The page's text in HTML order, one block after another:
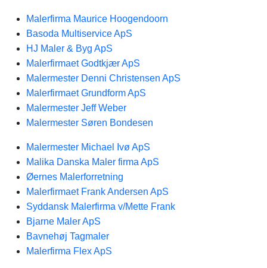
Malerfirma Maurice Hoogendoorn
Basoda Multiservice ApS
HJ Maler & Byg ApS
Malerfirmaet Godtkjær ApS
Malermester Denni Christensen ApS
Malerfirmaet Grundform ApS
Malermester Jeff Weber
Malermester Søren Bondesen
Malermester Michael Ivø ApS
Malika Danska Maler firma ApS
Øernes Malerforretning
Malerfirmaet Frank Andersen ApS
Syddansk Malerfirma v/Mette Frank
Bjarne Maler ApS
Bavnehøj Tagmaler
Malerfirma Flex ApS